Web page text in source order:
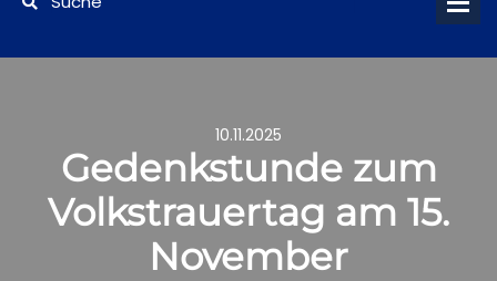
10.11.2025
Gedenkstunde zum
Volkstrauertag am 15.
November